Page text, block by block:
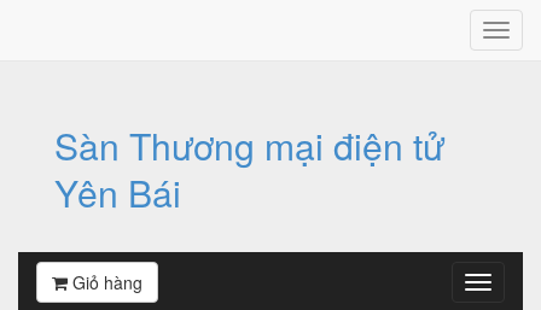
Sàn Thương mại điện tử
Yên Bái
Giỏ hàng